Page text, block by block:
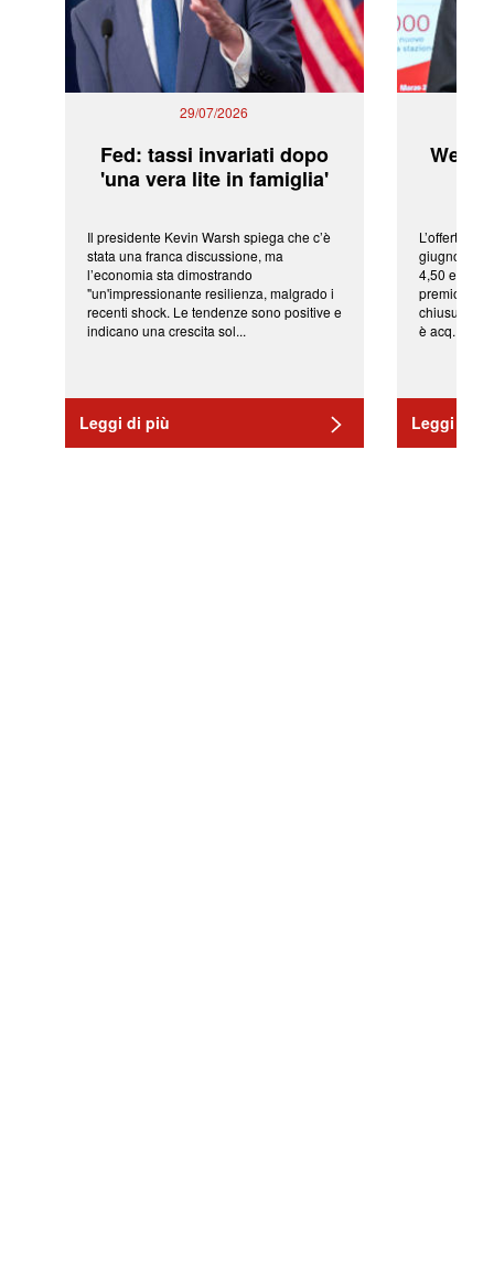
29/07/2026
Fed: tassi invariati dopo
'una vera lite in famiglia'
Il presidente Kevin Warsh spiega che c’è
stata una franca discussione, ma
l’economia sta dimostrando
"un'impressionante resilienza, malgrado i
recenti shock. Le tendenze sono positive e
indicano una crescita sol...
Leggi di più
L’offerta
giugno da
4,50 euro
premio di
chiusura
è acq...
Leggi di